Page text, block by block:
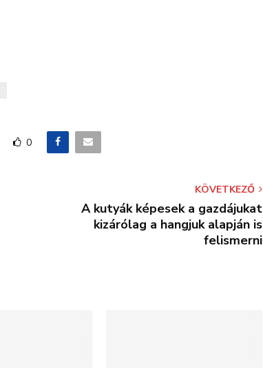
0
KÖVETKEZŐ
A kutyák képesek a gazdájukat
kizárólag a hangjuk alapján is
felismerni